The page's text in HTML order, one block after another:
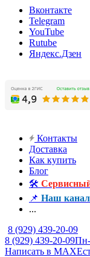
Вконтакте
Telegram
YouTube
Rutube
Яндекс.Дзен
Контакты
Доставка
Как купить
Блог
🛠️
📌 Наш
...
8 (929) 439-20-09
8 (929) 439-20-09
Написать в MAX